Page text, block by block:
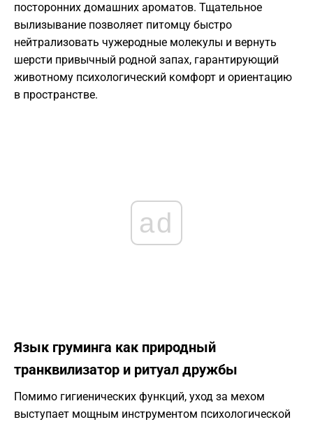
посторонних домашних ароматов. Тщательное
вылизывание позволяет питомцу быстро
нейтрализовать чужеродные молекулы и вернуть
шерсти привычный родной запах, гарантирующий
животному психологический комфорт и ориентацию
в пространстве.
ad
Язык груминга как природный
транквилизатор и ритуал дружбы
Помимо гигиенических функций, уход за мехом
выступает мощным инструментом психологической